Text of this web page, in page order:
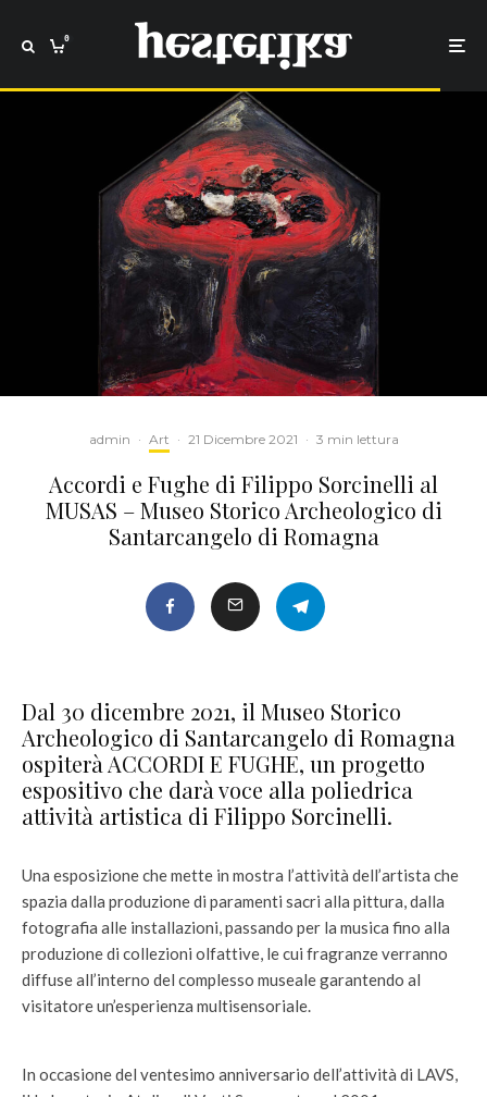
0
admin · Art · 21 Dicembre 2021 · 3 min lettura
Accordi e Fughe di Filippo Sorcinelli al
MUSAS – Museo Storico Archeologico di
Santarcangelo di Romagna
Dal 30 dicembre 2021, il Museo Storico
Archeologico di Santarcangelo di Romagna
ospiterà ACCORDI E FUGHE, un progetto
espositivo che darà voce alla poliedrica
attività artistica di Filippo Sorcinelli.
Una esposizione che mette in mostra l’attività dell’artista che
spazia dalla produzione di paramenti sacri alla pittura, dalla
fotografia alle installazioni, passando per la musica fino alla
produzione di collezioni olfattive, le cui fragranze verranno
diffuse all’interno del complesso museale garantendo al
visitatore un’esperienza multisensoriale.
In occasione del ventesimo anniversario dell’attività di LAVS,